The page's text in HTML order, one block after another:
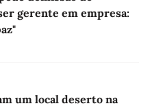
gerente em empresa:
um local deserto na